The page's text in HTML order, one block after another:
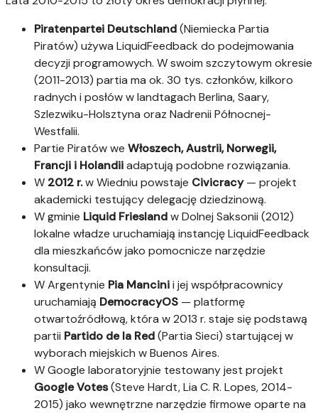
Piratenpartei Deutschland(Niemiecka Partia
Piratów) używa LiquidFeedback do podejmowania
decyzji programowych. W swoim szczytowym okresie
(2011-2013) partia ma ok. 30 tys. członków, kilkoro
radnych i posłów w landtagach Berlina, Saary,
Szlezwiku-Holsztyna oraz Nadrenii Północnej-
Westfalii.
Partie Piratów we Włoszech, Austrii, Norwegii,
Francji i Holandiiadaptują podobne rozwiązania.
W 2012 r.w Wiedniu powstaje Civicracy— projekt
akademicki testujący delegację dziedzinową.
W gminie Liquid Frieslandw Dolnej Saksonii (2012)
lokalne władze uruchamiają instancję LiquidFeedback
dla mieszkańców jako pomocnicze narzędzie
konsultacji.
W Argentynie Pia Mancinii jej współpracownicy
uruchamiają DemocracyOS — platformę
otwartoźródłową, która w 2013 r. staje się podstawą
partii Partido de la Red(Partia Sieci) startującej w
wyborach miejskich w Buenos Aires.
W Google laboratoryjnie testowany jest projekt
Google Votes(Steve Hardt, Lia C. R. Lopes, 2014-
2015) jako wewnętrzne narzędzie firmowe oparte na